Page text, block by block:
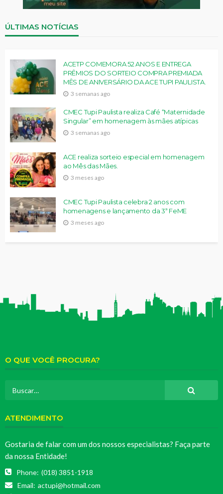
ÚLTIMAS NOTÍCIAS
ACETP COMEMORA 52 ANOS E ENTREGA
PRÊMIOS DO SORTEIO COMPRA PREMIADA
MÊS DE ANIVERSÁRIO DA ACE TUPI PAULISTA.
3 semanas ago
CMEC Tupi Paulista realiza Café “Maternidade
Singular” em homenagem às mães atípicas
3 semanas ago
ACE realiza sorteio especial em homenagem
ao Mês das Mães.
3 meses ago
CMEC Tupi Paulista celebra 2 anos com
homenagens e lançamento da 3ª FeME
3 meses ago
O QUE VOCÊ PROCURA?
ATENDIMENTO
Gostaria de falar com um dos nossos especialistas? Faça parte
da nossa Entidade!
Phone: (018) 3851-1918
Email: actupi@hotmail.com